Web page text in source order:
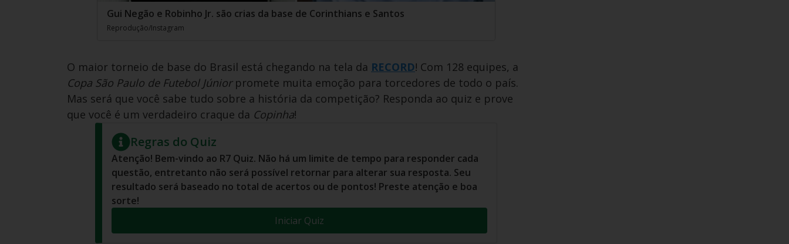
Gui Negão e Robinho Jr. são crias da base de Corinthians e Santos
Reprodução/Instagram
O maior torneio de base do Brasil está chegando na tela da RECORD! Com 128 equipes, a
Copa São Paulo de Futebol Júniorpromete muita emoção para torcedores de todo o país.
Mas será que você sabe tudo sobre a história da competição? Responda ao quiz e prove
que você é um verdadeiro craque da Copinha!
Regras do Quiz
Atenção! Bem-vindo ao R7 Quiz. Não há um limite de tempo para responder cada
questão, entretanto não será possível retornar para alterar sua resposta. Seu
resultado será baseado no total de acertos ou de pontos! Preste atenção e boa
sorte!
Iniciar Quiz